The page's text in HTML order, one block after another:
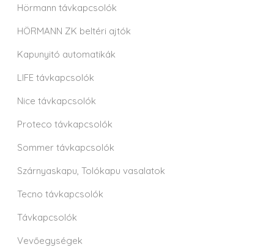
Hörmann távkapcsolók
HÖRMANN ZK beltéri ajtók
Kapunyitó automatikák
LIFE távkapcsolók
Nice távkapcsolók
Proteco távkapcsolók
Sommer távkapcsolók
Szárnyaskapu, Tolókapu vasalatok
Tecno távkapcsolók
Távkapcsolók
Vevőegységek